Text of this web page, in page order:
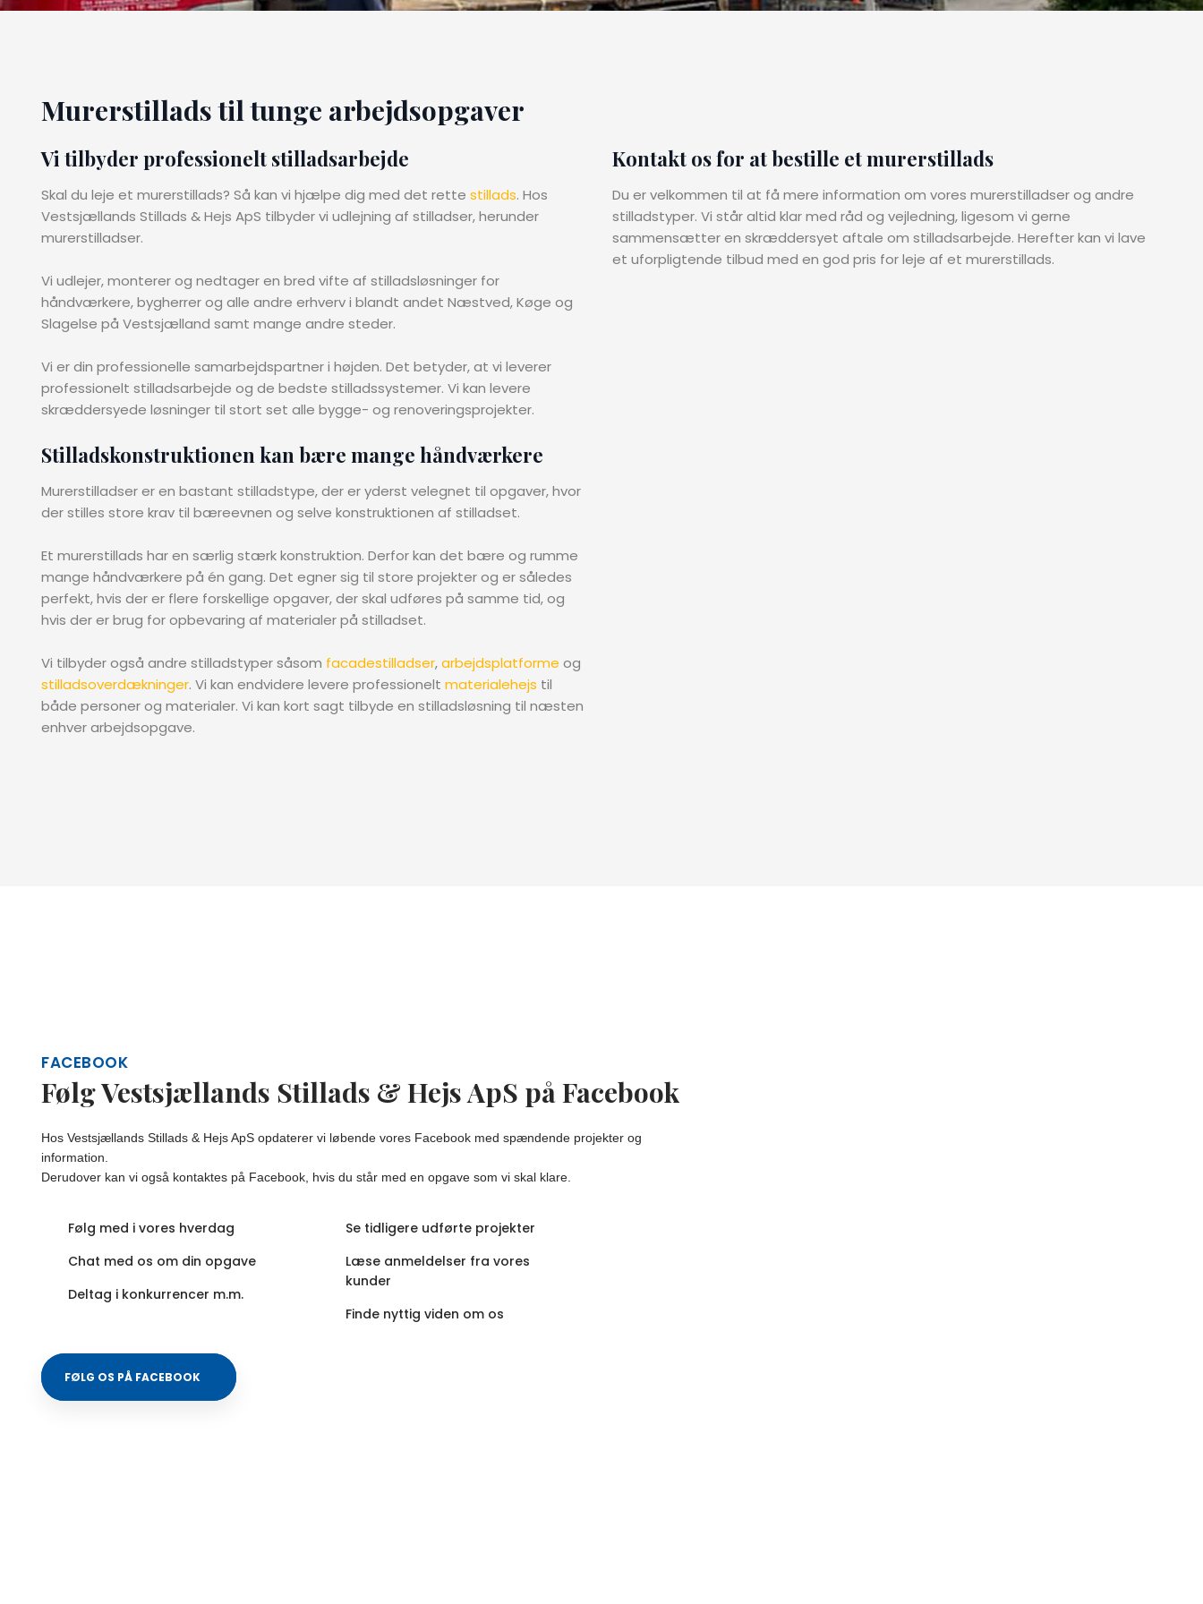
Murerstillads til tunge arbejdsopgaver
​Vi tilbyder professionelt stilladsarbejde
Skal du leje et murerstillads? Så kan vi hjælpe dig med det rettestillads. Hos
Vestsjællands Stillads & Hejs ApS tilbyder vi udlejning af stilladser, herunder
murerstilladser.
Vi udlejer, monterer og nedtager en bred vifte af stilladsløsninger for
håndværkere, bygherrer og alle andre erhverv i blandt andet Næstved, Køge og
Slagelse på Vestsjælland samt mange andre steder.
Vi er din professionelle samarbejdspartner i højden. Det betyder, at vi leverer
professionelt stilladsarbejde og de bedste stilladssystemer. Vi kan levere
skræddersyede løsninger til stort set alle bygge- og renoveringsprojekter.
Stilladskonstruktionen kan bære mange håndværkere
Murerstilladser er en bastant stilladstype, der er yderst velegnet til opgaver, hvor
der stilles store krav til bæreevnen og selve konstruktionen af stilladset.
Et murerstillads har en særlig stærk konstruktion. Derfor kan det bære og rumme
mange håndværkere på én gang. Det egner sig til store projekter og er således
perfekt, hvis der er flere forskellige opgaver, der skal udføres på samme tid, og
hvis der er brug for opbevaring af materialer på stilladset.
Vi tilbyder også andre stilladstyper såsom facadestilladser,arbejdsplatforme og
stilladsoverdækninger. Vi kan endvidere levere professioneltmaterialehejs til
både personer og materialer. Vi kan kort sagt tilbyde en stilladsløsning til næsten
enhver arbejdsopgave.
Kontakt os for at bestille et murerstillads
Du er velkommen til at få mere information om vores murerstilladser og andre
stilladstyper. Vi står altid klar med råd og vejledning, ligesom vi gerne
sammensætter en skræddersyet aftale om stilladsarbejde. Herefter kan vi lave
et uforpligtende tilbud med en god pris for leje af et murerstillads.
FACEBOOK
Følg Vestsjællands Stillads & Hejs ApS på Facebook
Hos Vestsjællands Stillads & Hejs ApS opdaterer vi løbende vores Facebook med spændende projekter og
information.
Derudover kan vi også kontaktes på Facebook, hvis du står med en opgave som vi skal klare.
Følg med i vores hverdag
Chat med os om din opgave
Deltag i konkurrencer m.m.
Se tidligere udførte projekter
Læse anmeldelser fra vores
kunder
Finde nyttig viden om os
​FØLG OS PÅ FACEBOOK